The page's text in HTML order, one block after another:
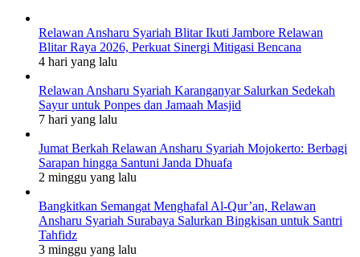
Relawan Ansharu Syariah Blitar Ikuti Jambore Relawan
Blitar Raya 2026, Perkuat Sinergi Mitigasi Bencana
4 hari yang lalu
Relawan Ansharu Syariah Karanganyar Salurkan Sedekah
Sayur untuk Ponpes dan Jamaah Masjid
7 hari yang lalu
Jumat Berkah Relawan Ansharu Syariah Mojokerto: Berbagi
Sarapan hingga Santuni Janda Dhuafa
2 minggu yang lalu
Bangkitkan Semangat Menghafal Al-Qur’an, Relawan
Ansharu Syariah Surabaya Salurkan Bingkisan untuk Santri
Tahfidz
3 minggu yang lalu